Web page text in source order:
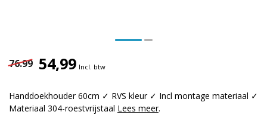
76.99 54,99 Incl. btw
Handdoekhouder 60cm ✓ RVS kleur ✓ Incl montage materiaal ✓
Materiaal 304-roestvrijstaal Lees meer.